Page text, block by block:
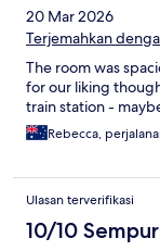
20 Mar 2026
Terjemahkan
The room was
for our liking
train station -
Rebecca,
Ulasan terverifikasi
10/10